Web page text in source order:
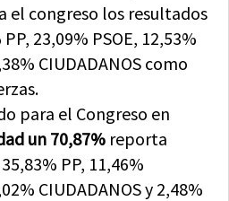
el congreso los resultados
23,09% PSOE, 12,53%
CIUDADANOS como
para el Congreso en
un 70,87% reporta
PP, 11,46%
CIUDADANOS y 2,48%